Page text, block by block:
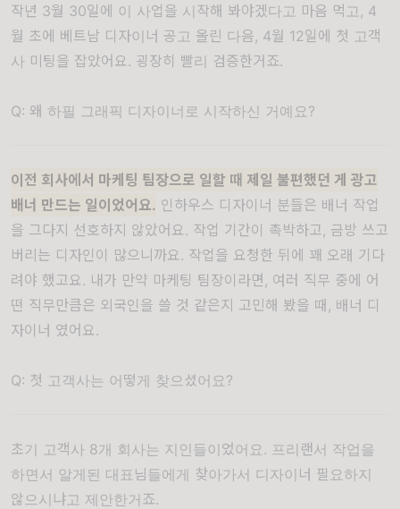
작년 3월 30일에 이 사업을 시작해 봐야겠다고 마음 먹고, 4
월 초에 베트남 디자이너 공고 올린 다음, 4월 12일에 첫 고객
사 미팅을 잡았어요. 굉장히 빨리 검증한거죠.
Q: 왜 하필 그래픽 디자이너로 시작하신 거예요?
이전 회사에서 마케팅 팀장으로 일할 때 제일 불편했던 게 광고
배너 만드는 일이었어요. 인하우스 디자이너 분들은 배너 작업
을 그다지 선호하지 않았어요. 작업 기간이 촉박하고, 금방 쓰고
버리는 디자인이 많으니까요. 작업을 요청한 뒤에 꽤 오래 기다
려야 했고요. 내가 만약 마케팅 팀장이라면, 여러 직무 중에 어
떤 직무만큼은 외국인을 쓸 것 같은지 고민해 봤을 때, 배너 디
자이너 였어요.
Q: 첫 고객사는 어떻게 찾으셨어요?
초기 고객사 8개 회사는 지인들이었어요. 프리랜서 작업을
하면서 알게된 대표님들에게 찾아가서 디자이너 필요하지
않으시냐고 제안한거죠.